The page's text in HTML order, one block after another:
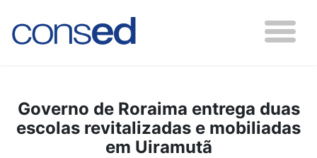
Governo de Roraima entrega duas
escolas revitalizadas e mobiliadas
em Uiramutã